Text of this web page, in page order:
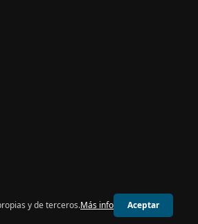
2026 24h Extremadura
y de terceros.Más info Aceptar